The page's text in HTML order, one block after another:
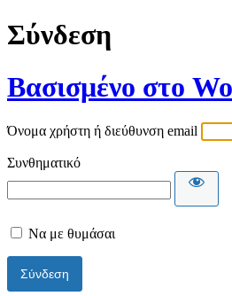
Σύνδεση
Βασισμένο στο
Όνομα χρήστη ή διεύθυνση email
Συνθηματικό
Να με θυμάσαι